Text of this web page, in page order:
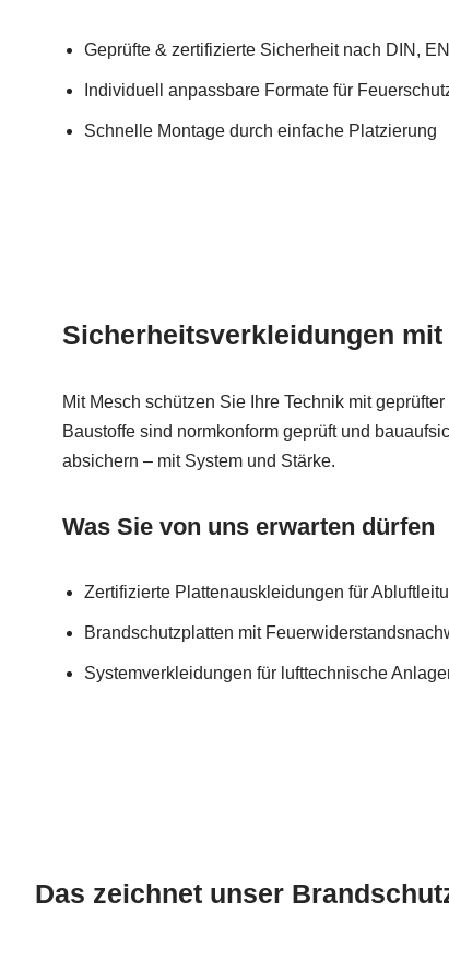
Geprüfte & zertifizierte Sicherheit nach DIN,
Individuell anpassbare Formate für
Schnelle Montage durch einfache Platzierung
Sicherheitsverkleidungen
Mit Mesch schützen Sie Ihre Technik mit
Baustoffe sind normkonform geprüft und
absichern – mit System und Stärke.
Was Sie von uns erwarten dürfen
Zertifizierte Plattenauskleidungen für
Brandschutzplatten mit
Systemverkleidungen für lufttechnische
Das zeichnet unser